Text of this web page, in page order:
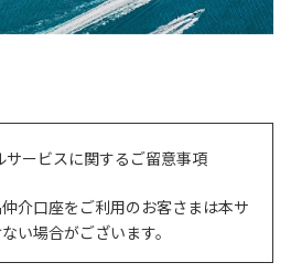
サービスに関するご留意事項
介口座をご利用のお客さまは本サ
い場合がございます。